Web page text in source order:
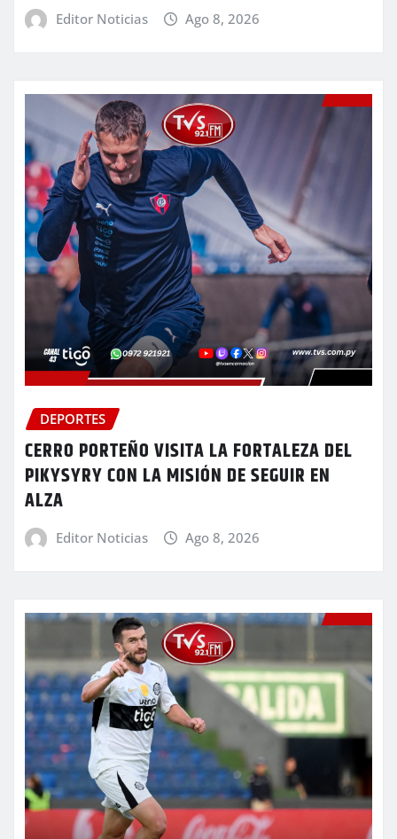
Editor Noticias Ago 8, 2026
DEPORTES
CERRO PORTEÑO VISITA LA FORTALEZA DEL
PIKYSYRY CON LA MISIÓN DE SEGUIR EN
ALZA
Editor Noticias Ago 8, 2026